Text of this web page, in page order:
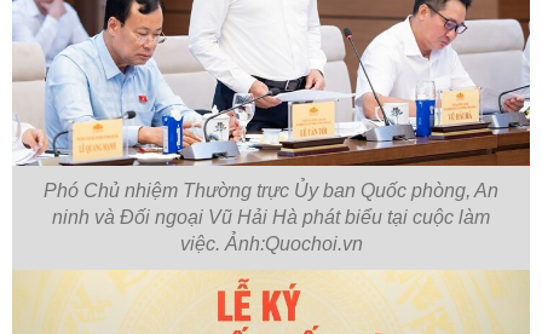
Phó Chủ nhiệm Thường trực Ủy ban Quốc phòng, An
ninh và Đối ngoại Vũ Hải Hà phát biểu tại cuộc làm
việc. Ảnh:Quochoi.vn